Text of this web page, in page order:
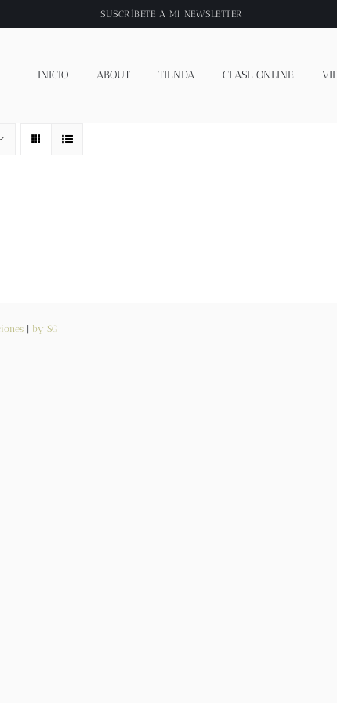
SUSCRÍBETE A MI NEWSLETTER
INICIO ABOUT TIENDA CLASE ONLINE
| by SG